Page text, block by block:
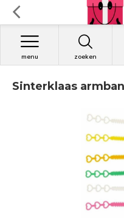
zoeken
menu
Sinterklaas